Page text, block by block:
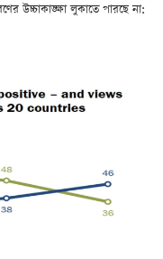
উচ্চাকাঙ্ক্ষা লুকাতে পারছে না: